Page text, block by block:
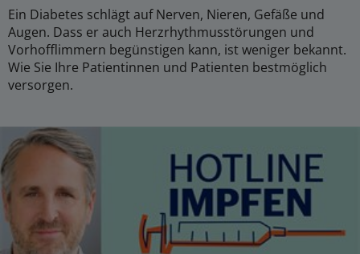
Ein Diabetes schlägt auf Nerven, Nieren, Gefäße und
Augen. Dass er auch Herzrhythmusstörungen und
Vorhofflimmern begünstigen kann, ist weniger bekannt.
Wie Sie Ihre Patientinnen und Patienten bestmöglich
versorgen.